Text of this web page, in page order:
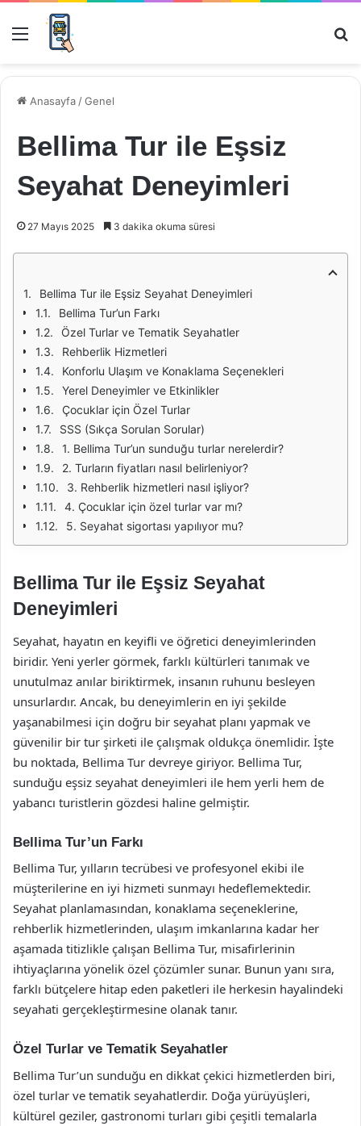
Menü
Anasayfa /Genel
Bellima Tur ile Eşsiz
Seyahat Deneyimleri
27 Mayıs 2025 3 dakika okuma süresi
Bellima Tur ile Eşsiz Seyahat Deneyimleri
Bellima Tur’un Farkı
Özel Turlar ve Tematik Seyahatler
Rehberlik Hizmetleri
Konforlu Ulaşım ve Konaklama Seçenekleri
Yerel Deneyimler ve Etkinlikler
Çocuklar için Özel Turlar
SSS (Sıkça Sorulan Sorular)
1. Bellima Tur’un sunduğu turlar nerelerdir?
2. Turların fiyatları nasıl belirleniyor?
3. Rehberlik hizmetleri nasıl işliyor?
4. Çocuklar için özel turlar var mı?
5. Seyahat sigortası yapılıyor mu?
Bellima Tur ile Eşsiz Seyahat
Deneyimleri
Seyahat, hayatın en keyifli ve öğretici deneyimlerinden
biridir. Yeni yerler görmek, farklı kültürleri tanımak ve
unutulmaz anılar biriktirmek, insanın ruhunu besleyen
unsurlardır. Ancak, bu deneyimlerin en iyi şekilde
yaşanabilmesi için doğru bir seyahat planı yapmak ve
güvenilir bir tur şirketi ile çalışmak oldukça önemlidir. İşte
bu noktada, Bellima Tur devreye giriyor. Bellima Tur,
sunduğu eşsiz seyahat deneyimleri ile hem yerli hem de
yabancı turistlerin gözdesi haline gelmiştir.
Bellima Tur’un Farkı
Bellima Tur, yılların tecrübesi ve profesyonel ekibi ile
müşterilerine en iyi hizmeti sunmayı hedeflemektedir.
Seyahat planlamasından, konaklama seçeneklerine,
rehberlik hizmetlerinden, ulaşım imkanlarına kadar her
aşamada titizlikle çalışan Bellima Tur, misafirlerinin
ihtiyaçlarına yönelik özel çözümler sunar. Bunun yanı sıra,
farklı bütçelere hitap eden paketleri ile herkesin hayalindeki
seyahati gerçekleştirmesine olanak tanır.
Özel Turlar ve Tematik Seyahatler
Bellima Tur’un sunduğu en dikkat çekici hizmetlerden biri,
özel turlar ve tematik seyahatlerdir. Doğa yürüyüşleri,
kültürel geziler, gastronomi turları gibi çeşitli temalarla